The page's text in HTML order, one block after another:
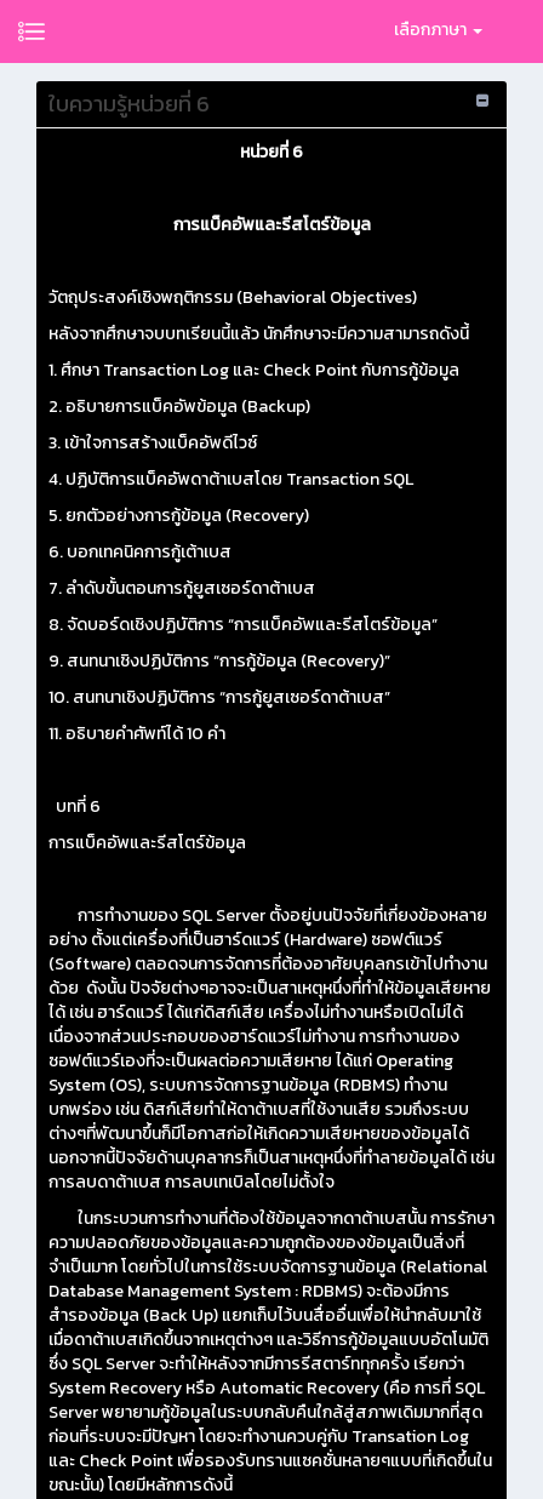
เลือกภาษา
ใบความรู้หน่วยที่ 6
หน่วยที่ 6
การแบ็คอัพและรีสโตร์ข้อมูล
วัตถุประสงค์เชิงพฤติกรรม (Behavioral Objectives)
หลังจากศึกษาจบบทเรียนนี้แล้ว นักศึกษาจะมีความสามารถดังนี้
1. ศึกษา Transaction Log และ Check Point กับการกู้ข้อมูล
2. อธิบายการแบ็คอัพข้อมูล (Backup)
3. เข้าใจการสร้างแบ็คอัพดีไวซ์
4. ปฏิบัติการแบ็คอัพดาต้าเบสโดย Transaction SQL
5. ยกตัวอย่างการกู้ข้อมูล (Recovery)
6. บอกเทคนิคการกู้เต้าเบส
7. ลำดับขั้นตอนการกู้ยูสเซอร์ดาต้าเบส
8. จัดบอร์ดเชิงปฏิบัติการ “การแบ็คอัพและรีสโตร์ข้อมูล”
9. สนทนาเชิงปฏิบัติการ “การกู้ข้อมูล (Recovery)”
10. สนทนาเชิงปฏิบัติการ “การกู้ยูสเซอร์ดาต้าเบส”
11. อธิบายคำศัพท์ได้ 10 คำ
บทที่ 6
การแบ็คอัพและรีสโตร์ข้อมูล
การทำงานของ SQL Server ตั้งอยู่บนปัจจัยที่เกี่ยงข้องหลาย
อย่าง ตั้งแต่เครื่องที่เป็นฮาร์ดแวร์ (Hardware) ซอฟต์แวร์
(Software) ตลอดจนการจัดการที่ต้องอาศัยบุคลกรเข้าไปทำงาน
ด้วย ดังนั้น ปัจจัยต่างๆอาจจะเป็นสาเหตุหนึ่งที่ทำให้ข้อมูลเสียหาย
ได้ เช่น ฮาร์ดแวร์ ได้แก่ดิสก์เสีย เครื่องไม่ทำงานหรือเปิดไม่ได้
เนื่องจากส่วนประกอบของฮาร์ดแวร์ไม่ทำงาน การทำงานของ
ซอฟต์แวร์เองที่จะเป็นผลต่อความเสียหาย ได้แก่ Operating
System (OS), ระบบการจัดการฐานข้อมูล (RDBMS) ทำงาน
บกพร่อง เช่น ดิสก์เสียทำให้ดาต้าเบสที่ใช้งานเสีย รวมถึงระบบ
ต่างๆที่พัฒนาขึ้นก็มีโอกาสก่อให้เกิดความเสียหายของข้อมูลได้
นอกจากนี้ปัจจัยด้านบุคลากรก็เป็นสาเหตุหนึ่งที่ทำลายข้อมูลได้ เช่น
การลบดาต้าเบส การลบเทเบิลโดยไม่ตั้งใจ
ในกระบวนการทำงานที่ต้องใช้ข้อมูลจากดาต้าเบสนั้น การรักษา
ความปลอดภัยของข้อมูลและความถูกต้องของข้อมูลเป็นสิ่งที่
จำเป็นมาก โดยทั่วไปในการใช้ระบบจัดการฐานข้อมูล (Relational
Database Management System : RDBMS) จะต้องมีการ
สำรองข้อมูล (Back Up) แยกเก็บไว้บนสื่ออื่นเพื่อให้นำกลับมาใช้
เมื่อดาต้าเบสเกิดขึ้นจากเหตุต่างๆ และวิธีการกู้ข้อมูลแบบอัตโนมัติ
ซึ่ง SQL Server จะทำให้หลังจากมีการรีสตาร์ททุกครั้ง เรียกว่า
System Recovery หรือ Automatic Recovery (คือ การที่ SQL
Server พยายามกู้ข้อมูลในระบบกลับคืนใกล้สู่สภาพเดิมมากที่สุด
ก่อนที่ระบบจะมีปัญหา โดยจะทำงานควบคู่กับ Transation Log
และ Check Point เพื่อรองรับทรานแซคชั่นหลายๆแบบที่เกิดขึ้นใน
ขณะนั้น) โดยมีหลักการดังนี้